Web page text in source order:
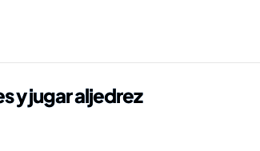
y jugar aljedrez